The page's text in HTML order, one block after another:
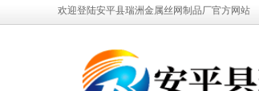
欢迎登陆安平县瑞洲金属丝网制品厂官方网站